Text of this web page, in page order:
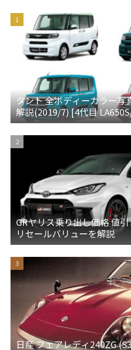
タント 全ボディーカラー写
解説(2019/7) [4代目
GRヤリス乗り出し価格 値
リセールバリューを解説
日産 フェアレディ240ZG